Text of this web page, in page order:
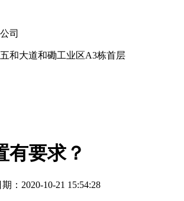
司
和大道和磡工业区A3栋首层
有要求？
： 2020-10-21 15:54:28